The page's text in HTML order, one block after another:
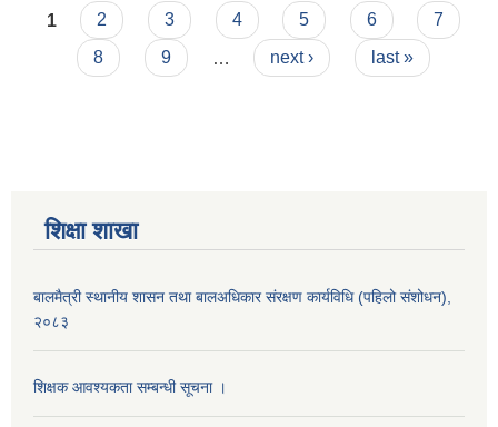
Pages
1 2 3 4 5 6
7
8
9 next › last »
शिक्षा शाखा
बालमैत्री स्थानीय शासन तथा बालअधिकार संरक्षण कार्यविधि (पहिलो संशोधन),
२०८३
शिक्षक आवश्यकता सम्बन्धी सूचना ।